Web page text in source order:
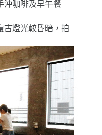
沖咖啡及早午餐
古燈光較昏暗，拍